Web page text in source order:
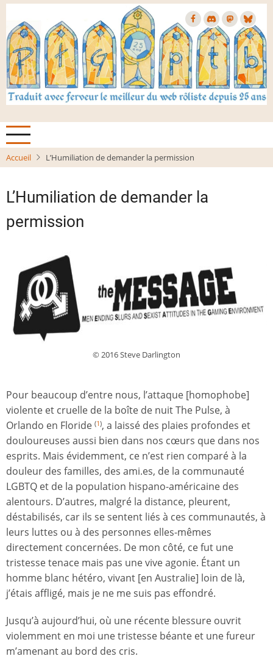
Aller
contenu
principal
Accueil L’Humiliation de demander la permission
L’Humiliation de demander la
permission
© 2016 Steve Darlington
Pour beaucoup d’entre nous, l’attaque [homophobe]
violente et cruelle de la boîte de nuit The Pulse, à
Orlando en Floride (1), a laissé des plaies profondes et
douloureuses aussi bien dans nos cœurs que dans nos
esprits. Mais évidemment, ce n’est rien comparé à la
douleur des familles, des ami.es, de la communauté
LGBTQ et de la population hispano-américaine des
alentours. D’autres, malgré la distance, pleurent,
déstabilisés, car ils se sentent liés à ces communautés, à
leurs luttes ou à des personnes elles-mêmes
directement concernées. De mon côté, ce fut une
tristesse tenace mais pas une vive agonie. Étant un
homme blanc hétéro, vivant [en Australie] loin de là,
j’étais affligé, mais je ne me suis pas effondré.
Jusqu’à aujourd’hui, où une récente blessure ouvrit
violemment en moi une tristesse béante et une fureur
m’amenant au bord des cris.